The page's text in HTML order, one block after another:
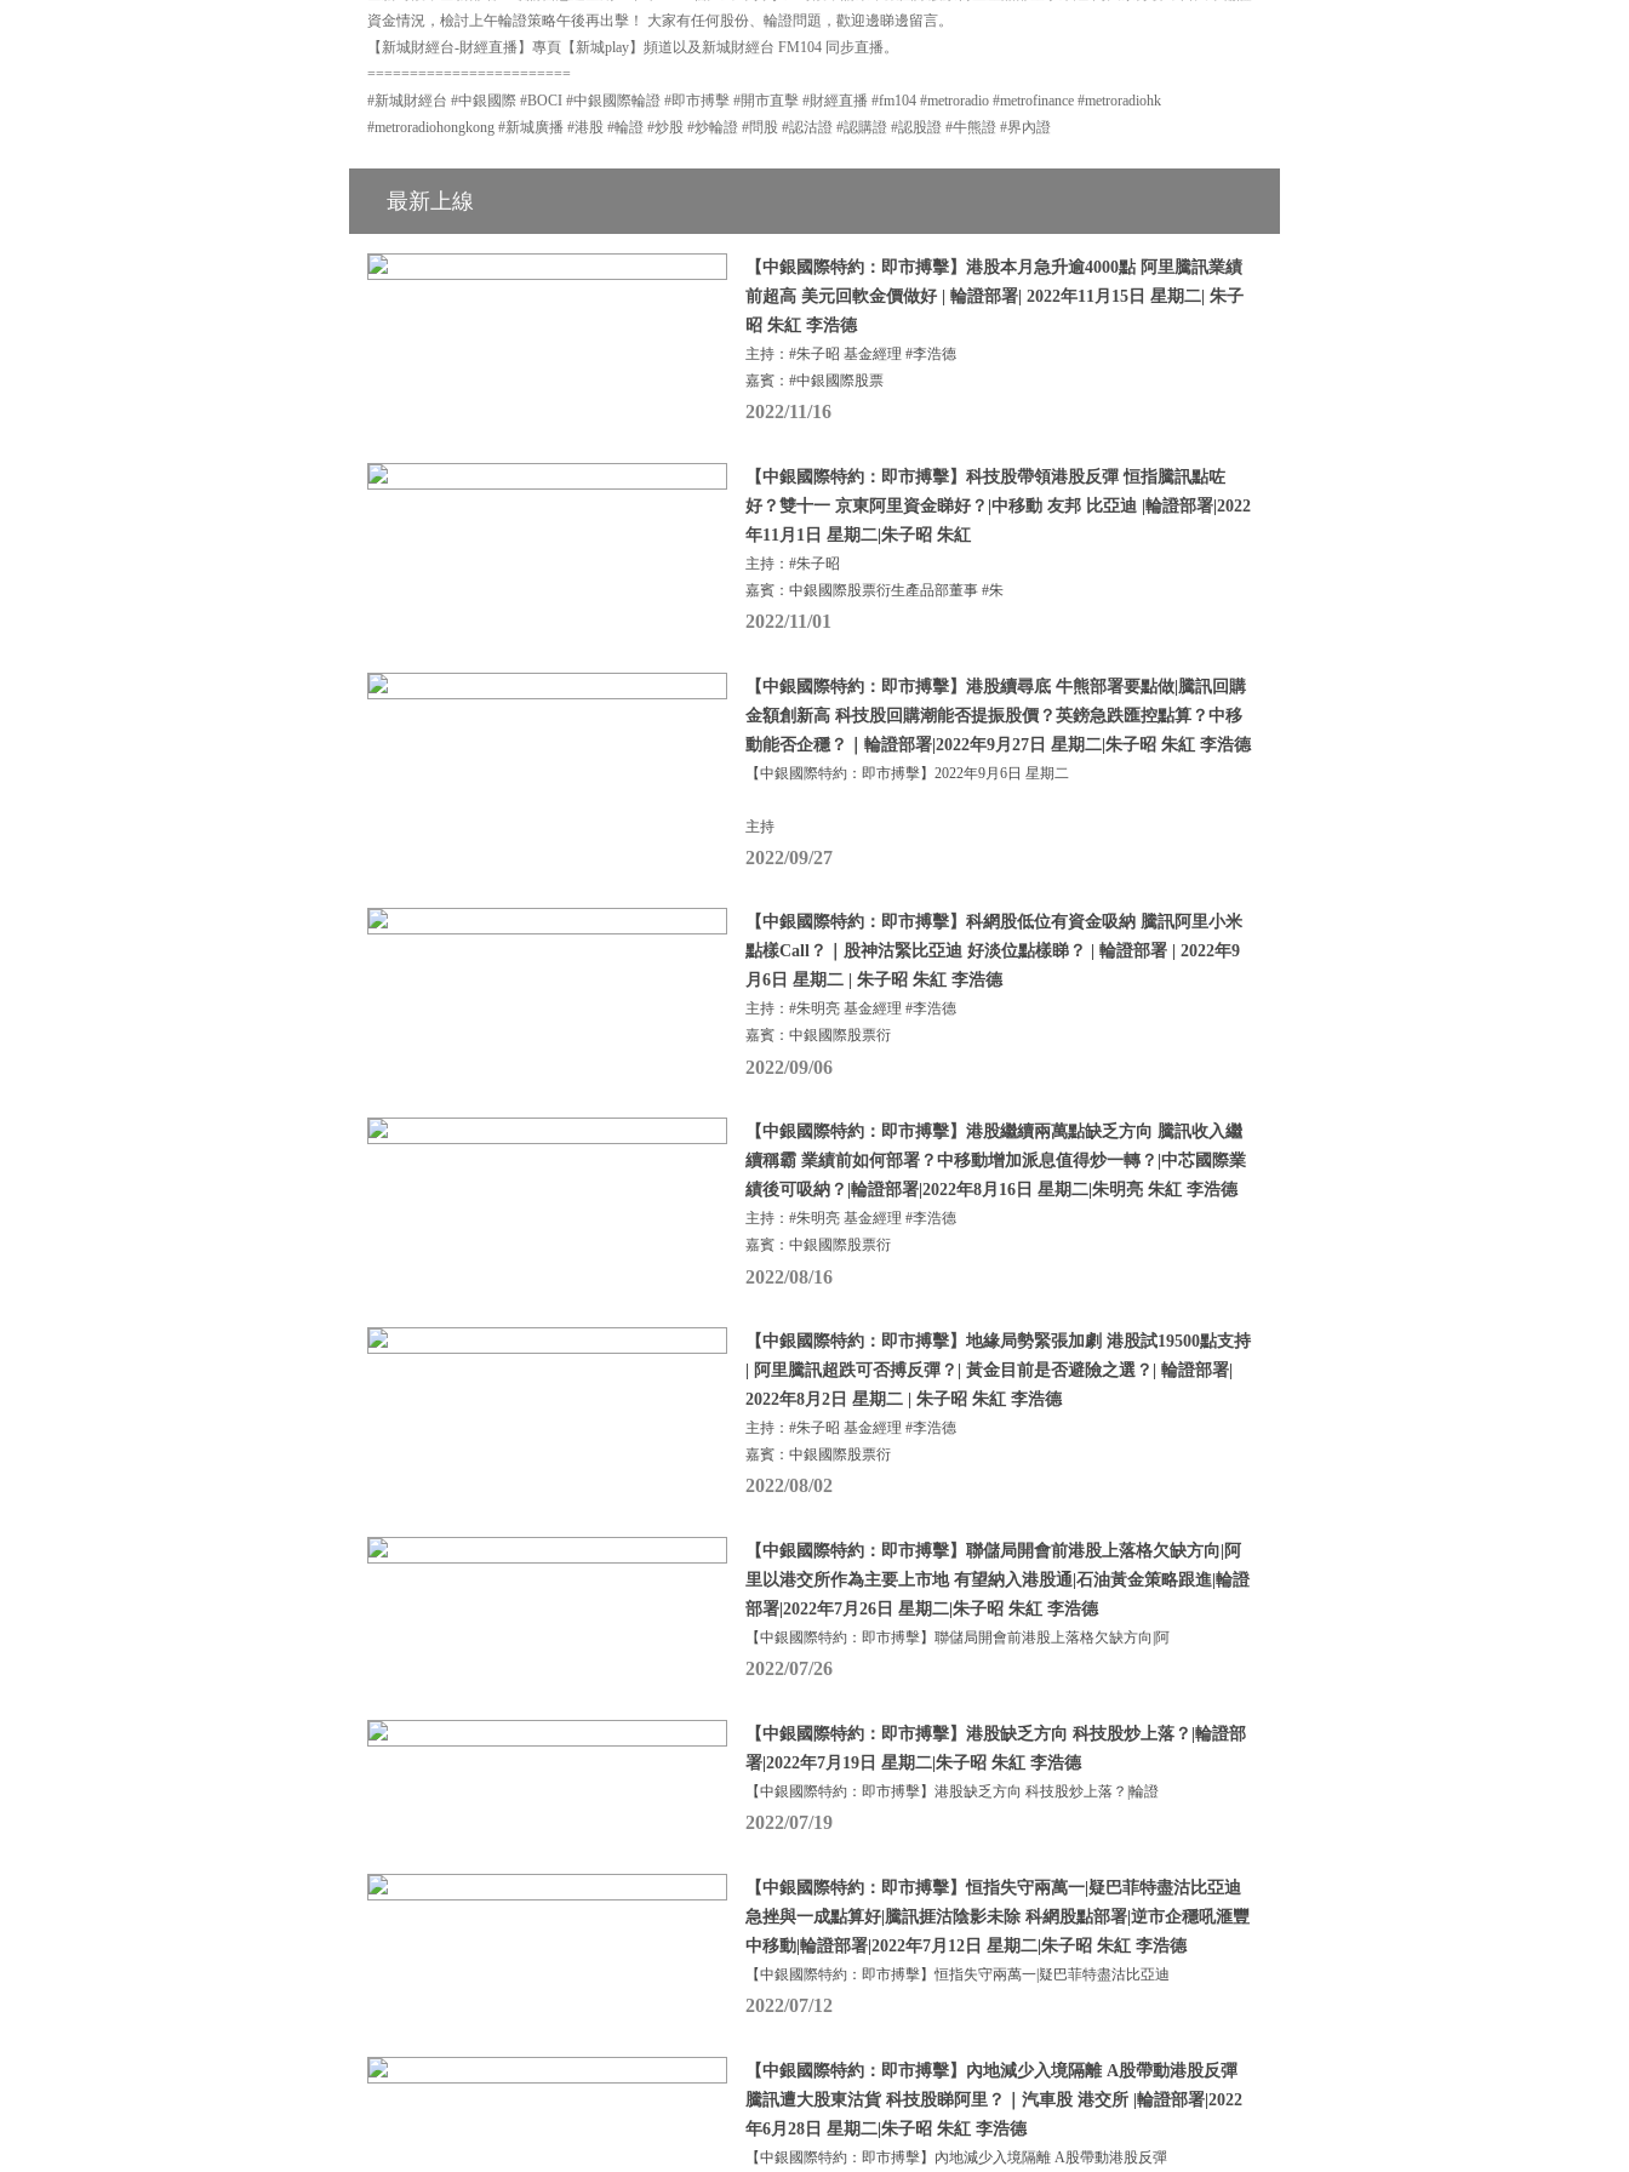
資金情況，檢討上午輪證策略午後再出擊！ 大家有任何股份、輪證問題，歡迎邊睇邊留言。
【新城財經台-財經直播】專頁【新城play】頻道以及新城財經台 FM104 同步直播。
========================
#新城財經台 #中銀國際 #BOCI #中銀國際輪證 #即市搏擊 #開市直擊 #財經直播 #fm104 #metroradio #metrofinance #metroradiohk
#metroradiohongkong #新城廣播 #港股 #輪證 #炒股 #炒輪證 #問股 #認沽證 #認購證 #認股證 #牛熊證 #界內證
最新上線
【中銀國際特約：即市搏擊】港股本月急升逾4000點 阿里騰訊業績
前超高 美元回軟金價做好 | 輪證部署| 2022年11月15日 星期二| 朱子
昭 朱紅 李浩德
主持：#朱子昭 基金經理 #李浩德
嘉賓：#中銀國際股票
2022/11/16
【中銀國際特約：即市搏擊】科技股帶領港股反彈 恒指騰訊點咗
好？雙十一 京東阿里資金睇好？|中移動 友邦 比亞迪 |輪證部署|2022
年11月1日 星期二|朱子昭 朱紅
主持：#朱子昭
嘉賓：中銀國際股票衍生產品部董事 #朱
2022/11/01
【中銀國際特約：即市搏擊】港股續尋底 牛熊部署要點做|騰訊回購
金額創新高 科技股回購潮能否提振股價？英鎊急跌匯控點算？中移
動能否企穩？｜輪證部署|2022年9月27日 星期二|朱子昭 朱紅 李浩德
【中銀國際特約：即市搏擊】2022年9月6日 星期二
主持
2022/09/27
【中銀國際特約：即市搏擊】科網股低位有資金吸納 騰訊阿里小米
點樣Call？｜股神沽緊比亞迪 好淡位點樣睇？ | 輪證部署 | 2022年9
月6日 星期二 | 朱子昭 朱紅 李浩德
主持：#朱明亮 基金經理 #李浩德
嘉賓：中銀國際股票衍
2022/09/06
【中銀國際特約：即市搏擊】港股繼續兩萬點缺乏方向 騰訊收入繼
續稱霸 業績前如何部署？中移動增加派息值得炒一轉？|中芯國際業
績後可吸納？|輪證部署|2022年8月16日 星期二|朱明亮 朱紅 李浩德
主持：#朱明亮 基金經理 #李浩德
嘉賓：中銀國際股票衍
2022/08/16
【中銀國際特約：即市搏擊】地緣局勢緊張加劇 港股試19500點支持
| 阿里騰訊超跌可否搏反彈？| 黃金目前是否避險之選？| 輪證部署|
2022年8月2日 星期二 | 朱子昭 朱紅 李浩德
主持：#朱子昭 基金經理 #李浩德
嘉賓：中銀國際股票衍
2022/08/02
【中銀國際特約：即市搏擊】聯儲局開會前港股上落格欠缺方向|阿
里以港交所作為主要上市地 有望納入港股通|石油黃金策略跟進|輪證
部署|2022年7月26日 星期二|朱子昭 朱紅 李浩德
【中銀國際特約：即市搏擊】聯儲局開會前港股上落格欠缺方向|阿
2022/07/26
【中銀國際特約：即市搏擊】港股缺乏方向 科技股炒上落？|輪證部
署|2022年7月19日 星期二|朱子昭 朱紅 李浩德
【中銀國際特約：即市搏擊】港股缺乏方向 科技股炒上落？|輪證
2022/07/19
【中銀國際特約：即市搏擊】恒指失守兩萬一|疑巴菲特盡沽比亞迪
急挫與一成點算好|騰訊捱沽陰影未除 科網股點部署|逆市企穩吼滙豐
中移動|輪證部署|2022年7月12日 星期二|朱子昭 朱紅 李浩德
【中銀國際特約：即市搏擊】恒指失守兩萬一|疑巴菲特盡沽比亞迪
2022/07/12
【中銀國際特約：即市搏擊】內地減少入境隔離 A股帶動港股反彈
騰訊遭大股東沽貨 科技股睇阿里？｜汽車股 港交所 |輪證部署|2022
年6月28日 星期二|朱子昭 朱紅 李浩德
【中銀國際特約：即市搏擊】內地減少入境隔離 A股帶動港股反彈